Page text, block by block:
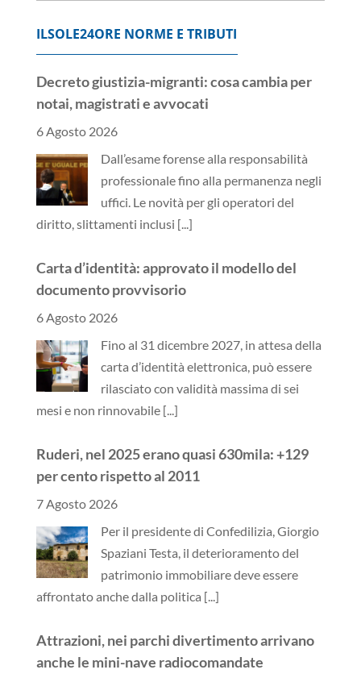
ILSOLE24ORE NORME E TRIBUTI
Decreto giustizia-migranti: cosa cambia per
notai, magistrati e avvocati
6 Agosto 2026
Dall’esame forense alla responsabilità
professionale fino alla permanenza negli
uffici. Le novità per gli operatori del
diritto, slittamenti inclusi [...]
Carta d’identità: approvato il modello del
documento provvisorio
6 Agosto 2026
Fino al 31 dicembre 2027, in attesa della
carta d’identità elettronica, può essere
rilasciato con validità massima di sei
mesi e non rinnovabile [...]
Ruderi, nel 2025 erano quasi 630mila: +129
per cento rispetto al 2011
7 Agosto 2026
Per il presidente di Confedilizia, Giorgio
Spaziani Testa, il deterioramento del
patrimonio immobiliare deve essere
affrontato anche dalla politica [...]
Attrazioni, nei parchi divertimento arrivano
anche le mini-nave radiocomandate